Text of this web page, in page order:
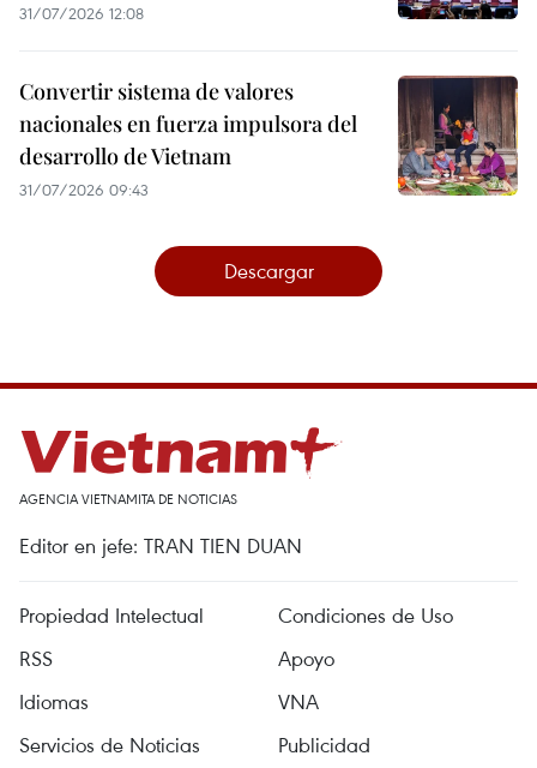
31/07/2026 12:08
Convertir sistema de valores
nacionales en fuerza impulsora del
desarrollo de Vietnam
31/07/2026 09:43
Descargar
AGENCIA VIETNAMITA DE NOTICIAS
Editor en jefe: TRAN TIEN DUAN
Propiedad Intelectual
Condiciones de Uso
RSS
Apoyo
Idiomas
VNA
Servicios de Noticias
Publicidad